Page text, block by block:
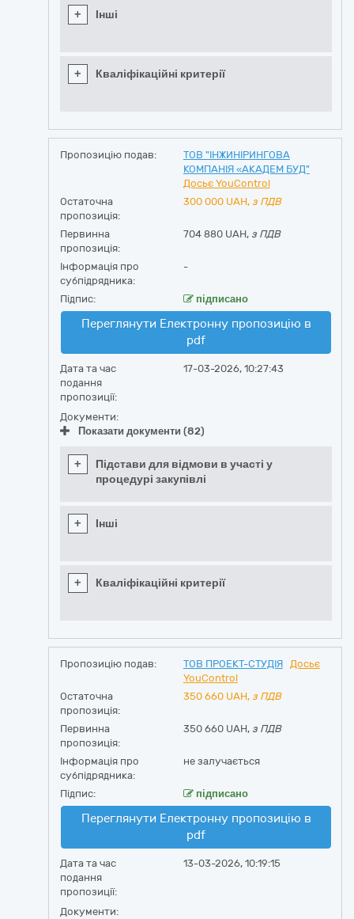
+ Інші
+ Кваліфікаційні критерії
Пропозицію подав:
ТОВ "ІНЖИНІРИНГОВА
КОМПАНІЯ «АКАДЕМ БУД"
Досьє YouControl
Остаточна
пропозиція:
300 000 UAH, з ПДВ
Первинна
пропозиція:
704 880 UAH, з ПДВ
Інформація про
субпідрядника:
-
Підпис: підписано
Переглянути Електронну пропозицію в
pdf
Дата та час
подання
пропозиції:
17-03-2026, 10:27:43
Документи:
Показати документи (82)
+
Підстави для відмови в участі у
процедурі закупівлі
+ Інші
+ Кваліфікаційні критерії
Пропозицію подав: ТОВ ПРОЕКТ-СТУДІЯ
Досьє
YouControl
Остаточна
пропозиція:
350 660 UAH, з ПДВ
Первинна
пропозиція:
350 660 UAH, з ПДВ
Інформація про
субпідрядника:
не залучається
Підпис: підписано
Переглянути Електронну пропозицію в
pdf
Дата та час
подання
пропозиції:
13-03-2026, 10:19:15
Документи: